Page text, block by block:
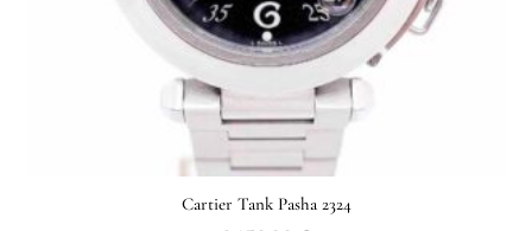
Cartier Tank Pasha 2324